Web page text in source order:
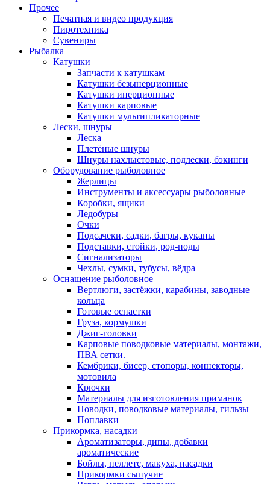
Прочее
Печатная и видео продукция
Пиротехника
Сувениры
Рыбалка
Катушки
Запчасти к катушкам
Катушки безынерционные
Катушки инерционные
Катушки карповые
Катушки мультипликаторные
Лески, шнуры
Леска
Плетёные шнуры
Шнуры нахлыстовые, подлески, бэкинги
Оборудование рыболовное
Жерлицы
Инструменты и аксессуары рыболовные
Коробки, ящики
Ледобуры
Очки
Подсачеки, садки, багры, куканы
Подставки, стойки, род-поды
Сигнализаторы
Чехлы, сумки, тубусы, вёдра
Оснащение рыболовное
Вертлюги, застёжки, карабины, заводные
кольца
Готовые оснастки
Груза, кормушки
Джиг-головки
Карповые поводковые материалы, монтажи,
ПВА сетки.
Кембрики, бисер, стопоры, коннекторы,
мотовила
Крючки
Материалы для изготовления приманок
Поводки, поводковые материалы, гильзы
Поплавки
Прикормка, насадки
Ароматизаторы, дипы, добавки
ароматические
Бойлы, пеллетс, макуха, насадки
Прикормки сыпучие